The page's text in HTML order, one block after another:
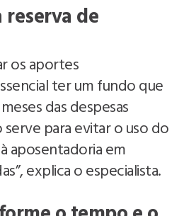
reserva de
os aportes
ter um fundo que
das despesas
serve para evitar o uso do
aposentadoria em
explica o especialista.